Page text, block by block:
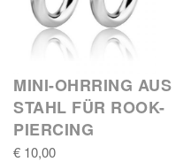
MINI-OHRRING AUS
STAHL FÜR ROOK-
PIERCING
€ 10,00